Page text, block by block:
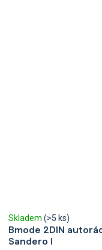
Bmode 2DIN
Sandero I
Skladem (>5 ks)